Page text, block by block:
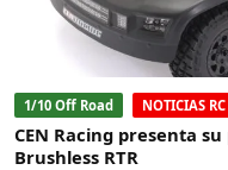
1/10 Off Road NOTICIAS RC
CEN Racing presenta
Brushless RTR